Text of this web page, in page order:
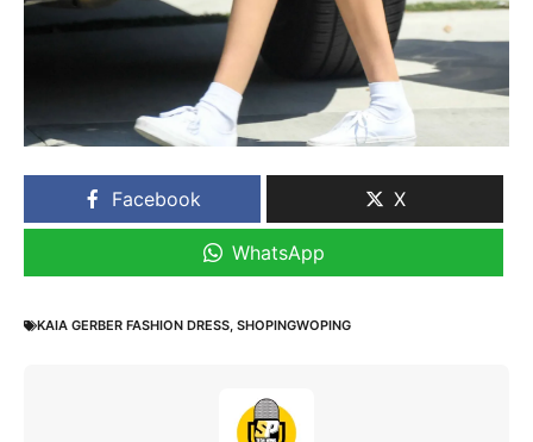
Facebook X
WhatsApp
KAIA GERBER FASHION DRESS SHOPINGWOPING